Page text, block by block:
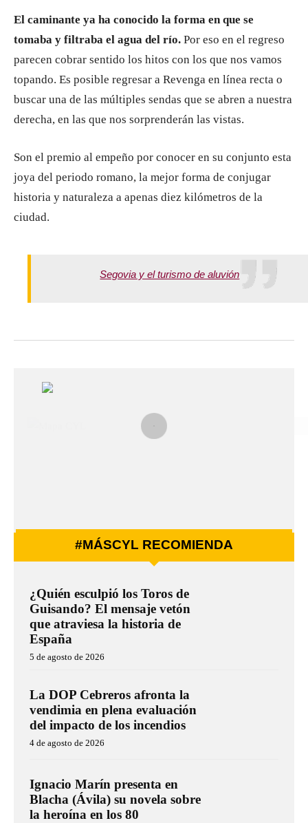
El caminante ya ha conocido la forma en que se
tomaba y filtraba el agua del río. Por eso en el regreso
parecen cobrar sentido los hitos con los que nos vamos
topando. Es posible regresar a Revenga en línea recta o
buscar una de las múltiples sendas que se abren a nuestra
derecha, en las que nos sorprenderán las vistas.
Son el premio al empeño por conocer en su conjunto esta
joya del periodo romano, la mejor forma de conjugar
historia y naturaleza a apenas diez kilómetros de la
ciudad.
Segovia y el turismo de aluvión
#MÁSCYL RECOMIENDA
¿Quién esculpió los Toros de
Guisando? El mensaje vetón
que atraviesa la historia de
España
5 de agosto de 2026
La DOP Cebreros afronta la
vendimia en plena evaluación
del impacto de los incendios
4 de agosto de 2026
Ignacio Marín presenta en
Blacha (Ávila) su novela sobre
la heroína en los 80